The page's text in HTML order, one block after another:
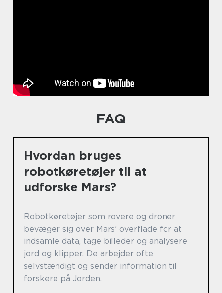
FAQ
Hvordan bruges
robotkøretøjer til at
udforske Mars?
Robotkøretøjer som rovere og droner
bevæger sig over Mars’ overflade for at
indsamle data, tage billeder og analysere
jord og klipper. De arbejder ofte
selvstændigt og sender information til
forskere på Jorden.